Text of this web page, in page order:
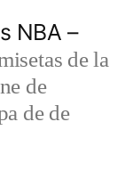
NBA –
de la
de
de de